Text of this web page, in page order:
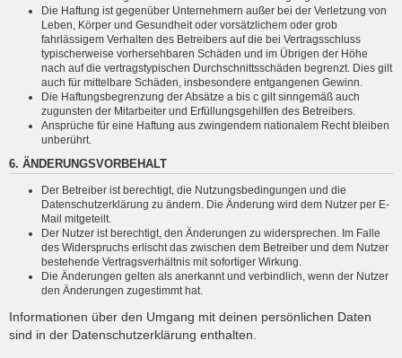
Die Haftung ist gegenüber Unternehmern außer bei der Verletzung von
Leben, Körper und Gesundheit oder vorsätzlichem oder grob
fahrlässigem Verhalten des Betreibers auf die bei Vertragsschluss
typischerweise vorhersehbaren Schäden und im Übrigen der Höhe
nach auf die vertragstypischen Durchschnittsschäden begrenzt. Dies gilt
auch für mittelbare Schäden, insbesondere entgangenen Gewinn.
Die Haftungsbegrenzung der Absätze a bis c gilt sinngemäß auch
zugunsten der Mitarbeiter und Erfüllungsgehilfen des Betreibers.
Ansprüche für eine Haftung aus zwingendem nationalem Recht bleiben
unberührt.
6. ÄNDERUNGSVORBEHALT
Der Betreiber ist berechtigt, die Nutzungsbedingungen und die
Datenschutzerklärung zu ändern. Die Änderung wird dem Nutzer per E-
Mail mitgeteilt.
Der Nutzer ist berechtigt, den Änderungen zu widersprechen. Im Falle
des Widerspruchs erlischt das zwischen dem Betreiber und dem Nutzer
bestehende Vertragsverhältnis mit sofortiger Wirkung.
Die Änderungen gelten als anerkannt und verbindlich, wenn der Nutzer
den Änderungen zugestimmt hat.
Informationen über den Umgang mit deinen persönlichen Daten
sind in der Datenschutzerklärung enthalten.